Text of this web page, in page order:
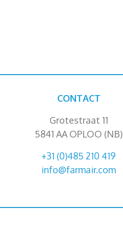
CONTACT
Grotestraat 11
5841 AA OPLOO (NB)
+31 (0)485 210 419
info@farmair.com